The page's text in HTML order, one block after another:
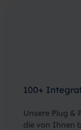
100+
Unsere Plug &
die von Ihnen